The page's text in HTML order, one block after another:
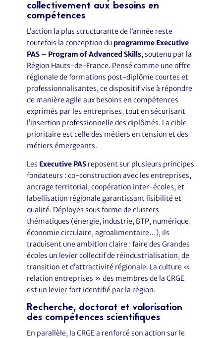
collectivement aux besoins en
compétences
L’action la plus structurante de l’année reste
toutefois la conception du programme Executive
PAS– Program of Advanced Skills, soutenu par la
Région Hauts-de-France. Pensé comme une offre
régionale de formations post-diplôme courtes et
professionnalisantes, ce dispositif vise à répondre
de manière agile aux besoins en compétences
exprimés par les entreprises, tout en sécurisant
l’insertion professionnelle des diplômés. La cible
prioritaire est celle des métiers en tension et des
métiers émergeants.
Les Executive PASreposent sur plusieurs principes
fondateurs : co-construction avec les entreprises,
ancrage territorial, coopération inter-écoles, et
labellisation régionale garantissant lisibilité et
qualité. Déployés sous forme de clusters
thématiques (énergie, industrie, BTP, numérique,
économie circulaire, agroalimentaire…), ils
traduisent une ambition claire : faire des Grandes
écoles un levier collectif de réindustrialisation, de
transition et d’attractivité régionale. La culture «
relation entreprises » des membres de la CRGE
est un levier fort identifié par la région.
Recherche, doctorat et valorisation
des compétences scientifiques
En parallèle, la CRGE a renforcé son action sur le